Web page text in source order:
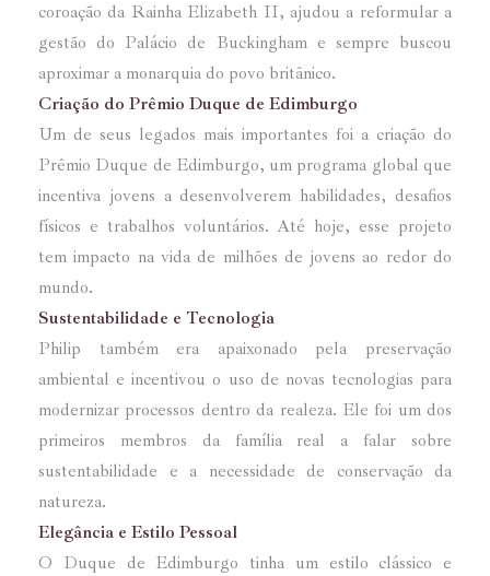
coroação da Rainha Elizabeth II, ajudou a reformular a
gestão do Palácio de Buckingham e sempre buscou
aproximar a monarquia do povo britânico.
Criação do Prêmio Duque de Edimburgo
Um de seus legados mais importantes foi a criação do
Prêmio Duque de Edimburgo, um programa global que
incentiva jovens a desenvolverem habilidades, desafios
físicos e trabalhos voluntários. Até hoje, esse projeto
tem impacto na vida de milhões de jovens ao redor do
mundo.
Sustentabilidade e Tecnologia
Philip também era apaixonado pela preservação
ambiental e incentivou o uso de novas tecnologias para
modernizar processos dentro da realeza. Ele foi um dos
primeiros membros da família real a falar sobre
sustentabilidade e a necessidade de conservação da
natureza.
Elegância e Estilo Pessoal
O Duque de Edimburgo tinha um estilo clássico e